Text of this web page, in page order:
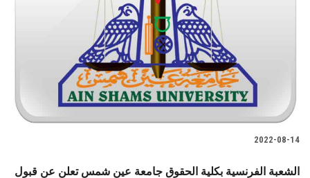
2022-08-14
الشعبة الفرنسية بكلية الحقوق جامعة عين شمس تعلن عن قبول